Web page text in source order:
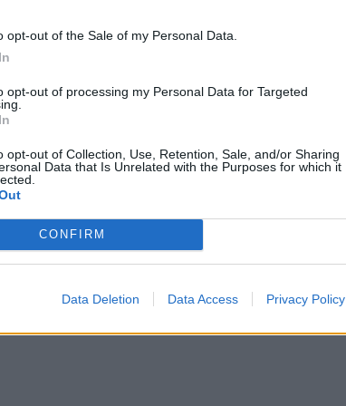
opt-out of the Sale of my Personal Data.
opt-out of processing my Personal Data for Targeted
opt-out of Collection, Use, Retention, Sale, and/or Sharing
Data that Is Unrelated with the Purposes for which it
CONFIRM
Data Deletion Data Access Privacy Policy
a Milano», ha scritto la Bertè, «dopo un
romano dove mi hanno fatto una
e dove ho iniziato esami e
vari che dovrò continuare a Milano
di dovere».